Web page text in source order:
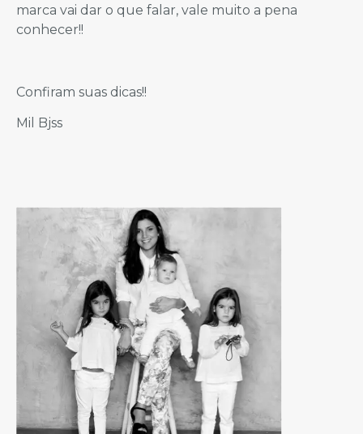
marca vai dar o que falar, vale muito a pena
conhecer!!
Confiram suas dicas!!
Mil Bjss